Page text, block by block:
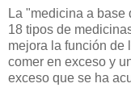
La "medicina a
18 tipos de
mejora la función de
comer en exceso y
exceso que se ha